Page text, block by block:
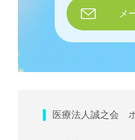
メ
医療法人誠之会